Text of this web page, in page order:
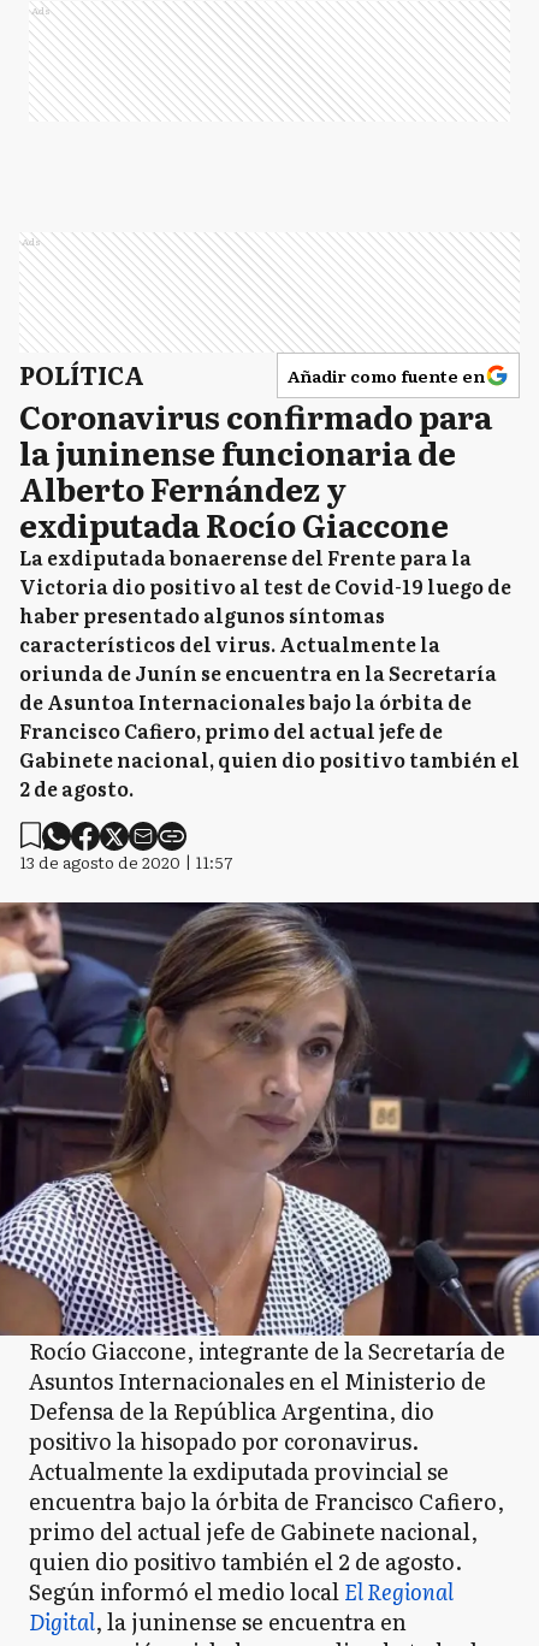
Ads
Ads
POLÍTICA Añadir como fuente en
Coronavirus confirmado para
la juninense funcionaria de
Alberto Fernández y
exdiputada Rocío Giaccone
La exdiputada bonaerense del Frente para la
Victoria dio positivo al test de Covid-19 luego de
haber presentado algunos síntomas
característicos del virus. Actualmente la
oriunda de Junín se encuentra en la Secretaría
de Asuntoa Internacionales bajo la órbita de
Francisco Cafiero, primo del actual jefe de
Gabinete nacional, quien dio positivo también el
2 de agosto.
13 de agosto de 2020 | 11:57
Rocío Giaccone, integrante de la Secretaría de
Asuntos Internacionales en el Ministerio de
Defensa de la República Argentina, dio
positivo la hisopado por coronavirus.
Actualmente la exdiputada provincial se
encuentra bajo la órbita de Francisco Cafiero,
primo del actual jefe de Gabinete nacional,
quien dio positivo también el 2 de agosto.
Según informó el medio localEl Regional
Digital, la juninense se encuentra en